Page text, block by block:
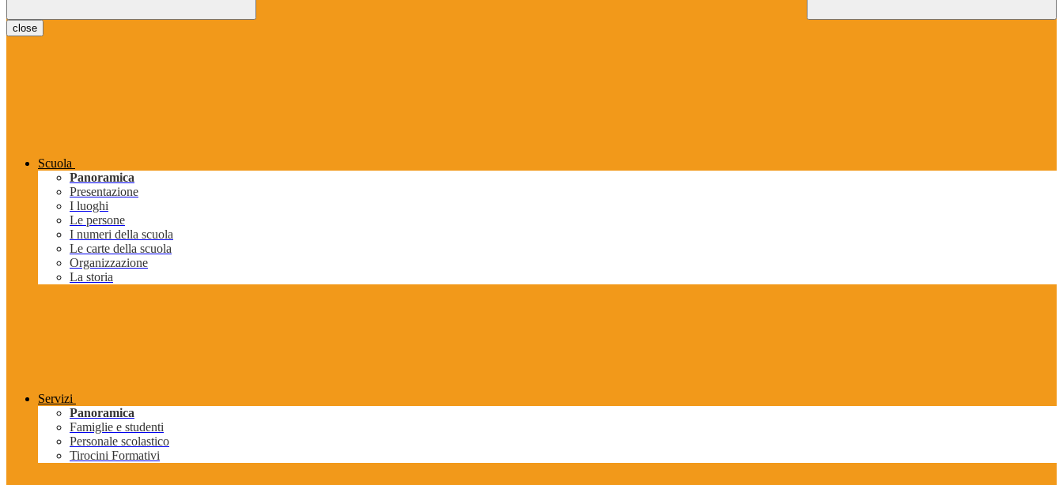
close
Scuola
Panoramica
Presentazione
I luoghi
Le persone
I numeri della scuola
Le carte della scuola
Organizzazione
La storia
Servizi
Panoramica
Famiglie e studenti
Personale scolastico
Tirocini Formativi